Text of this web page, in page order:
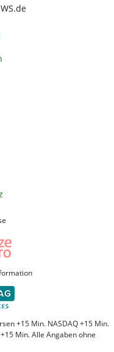
+15 Min. NASDAQ +15 Min.
Min. Alle Angaben ohne